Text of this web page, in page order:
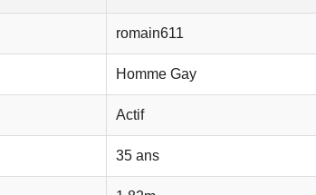
romain611
Homme Gay
Actif
35 ans